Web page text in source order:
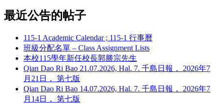
最近公告的帖子
115-1 Academic Calendar ; 115-1 行事曆
班級分配名單 – Class Assignment Lists
本校115學年新任校長郭勝宗先生
Qian Dao Ri Bao 21.07.2026, Hal. 7. 千島日報， 2026年7
月21日， 第七版
Qian Dao Ri Bao 14.07.2026, Hal. 7. 千島日報， 2026年7
月14日， 第七版